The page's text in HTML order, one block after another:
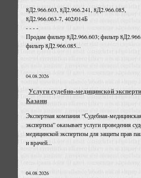
8Д2.966.603, 8Д2.966.241, 8Д2.966.085,
8Д2.966.063-7, 402/014Б
- - - -
Продам фильтр 8Д2.966.603; фильтр
фильтр 8Д2.966.085...
04.08.2026
Услуги судебно-медицинской
Казани
Экспертная компания “Судебная-
экспертиза” оказывает услуги проведения
медицинской экспертизы для защиты прав
и врачей...
04.08.2026